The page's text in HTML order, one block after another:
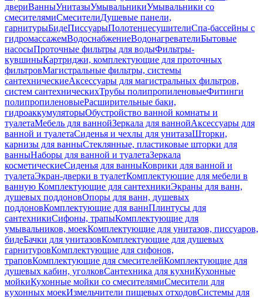
двериВанныУнитазыУмывальникиУмывальники со
смесителямиСмесителиДушевые панели,
гарнитурыБидеПиссуарыПолотенцесушителиСпа-бассейны с
гидромассажемВодоснабжениеВодонагревателиБытовые
насосыПроточные фильтры для водыФильтры-
кувшиныКартриджи, комплектующие для проточных
фильтровМагистральные фильтры, системы
сантехническиеАксессуары для магистральных фильтров,
систем сантехническихТрубы полипропиленовыеФитинги
полипропиленовыеРасширительные баки,
гидроаккумуляторыОбустройство ванной комнаты и
туалетаМебель для ваннойЗеркала для ваннойАксессуары для
ванной и туалетаСиденья и чехлы для унитазаШторки,
карнизы для ванныСтеклянные, пластиковые шторки для
ванныНаборы для ванной и туалетаЗеркала
косметическиеСиденья для ванныКоврики для ванной и
туалетаЭкран-дверки в туалетКомплектующие для мебели в
ванную Комплектующие для сантехникиЭкраны для ванн,
душевых поддоновОпоры для ванн, душевых
поддоновКомплектующие для ваннПлинтусы для
сантехникиСифоны, трапыКомплектующие для
умывальников, моекКомплектующие для унитазов, писсуаров,
бидеБачки для унитазовКомплектующие для душевых
гарнитуровКомплектующие для сифонов,
траповКомплектующие для смесителейКомплектующие для
душевых кабин, уголковСантехника для кухниКухонные
мойкиКухонные мойки со смесителямиСмесители для
кухонных моекИзмельчители пищевых отходовСистемы для